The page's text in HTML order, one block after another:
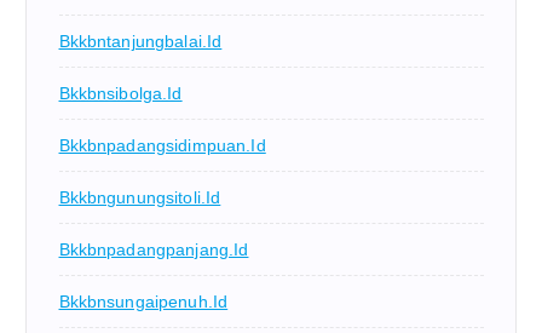
Bkkbntanjungbalai.id
Bkkbnsibolga.id
Bkkbnpadangsidimpuan.id
Bkkbngunungsitoli.id
Bkkbnpadangpanjang.id
Bkkbnsungaipenuh.id